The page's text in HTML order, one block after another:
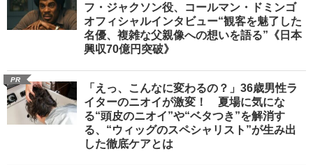
フ・ジャクソン役、コールマン・ドミンゴ
オフィシャルインタビュー“観客を魅了した
名優、複雑な父親像への想いを語る”《日本
興収70億円突破》
PR
「えっ、こんなに変わるの？」36歳男性ラ
イターのニオイが激変！ 夏場に気にな
る“頭皮のニオイ”や“ベタつき”を解消す
る、“ウィッグのスペシャリスト”が生み出
した徹底ケアとは